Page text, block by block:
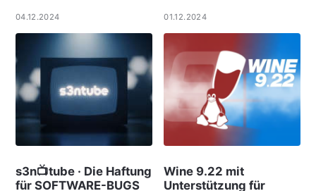
04.12.2024 01.12.2024
s3n📺tube · Die Haftung
für SOFTWARE-BUGS
Wine 9.22 mit
Unterstützung für